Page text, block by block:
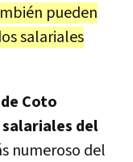
pueden
salariales
Coto
del
numeroso del